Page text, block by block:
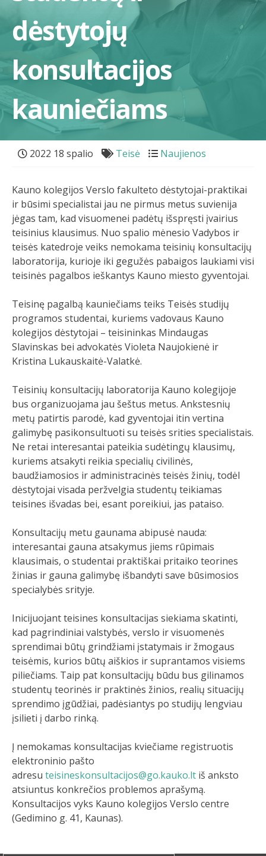
dėstytojų
konsultacijos
kauniečiams
2022 18 spalio Teisė Naujienos
Kauno kolegijos Verslo fakulteto dėstytojai-praktikai
ir būsimi specialistai jau ne pirmus metus suvienija
jėgas tam, kad visuomenei padėtų išspręsti įvairius
teisinius klausimus. Nuo spalio mėnesio Vadybos ir
teisės katedroje veiks nemokama teisinių konsultacijų
laboratorija, kurioje iki gegužės pabaigos laukiami visi
teisinės pagalbos ieškantys Kauno miesto gyventojai.
Teisinę pagalbą kauniečiams teiks Teisės studijų
programos studentai, kuriems vadovaus Kauno
kolegijos dėstytojai – teisininkas Mindaugas
Slavinskas bei advokatės Violeta Naujokienė ir
Kristina Lukauskaitė-Valatkė.
Teisinių konsultacijų laboratorija Kauno kolegijoje
bus organizuojama jau šeštus metus. Ankstesnių
metų patirtis parodė, kad gyventojai itin vertina
galimybę pasikonsultuoti su teisės srities specialistais.
Ne retai interesantai pateikia sudėtingų klausimų,
kuriems atsakyti reikia specialių civilinės,
baudžiamosios ir administracinės teisės žinių, todėl
dėstytojai visada peržvelgia studentų teikiamas
teisines išvadas bei, esant poreikiui, jas pataiso.
Konsultacijų metu gaunama abipusė nauda:
interesantai gauna atsakymus jiems rūpimais
klausimais, o studentai praktiškai pritaiko teorines
žinias ir gauna galimybę išbandyti save būsimosios
specialybės srityje.
Inicijuojant teisines konsultacijas siekiama skatinti,
kad pagrindiniai valstybės, verslo ir visuomenės
sprendimai būtų grindžiami įstatymais ir žmogaus
teisėmis, kurios būtų aiškios ir suprantamos visiems
piliečiams. Taip pat konsultacijų būdu bus gilinamos
studentų teorinės ir praktinės žinios, realių situacijų
sprendimo įgūdžiai, padėsiantys po studijų lengviau
įsilieti į darbo rinką.
Į nemokamas konsultacijas kviečiame registruotis
elektroninio pašto
adresu teisineskonsultacijos@go.kauko.lt iš anksto
atsiuntus konkrečios problemos aprašymą.
Konsultacijos vyks Kauno kolegijos Verslo centre
(Gedimino g. 41, Kaunas).